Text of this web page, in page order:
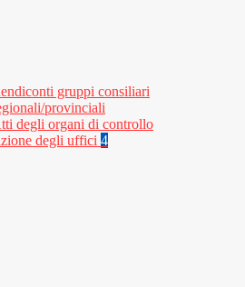
gruppi consiliari
provinciali
degli organi di controllo
degli uffici 4